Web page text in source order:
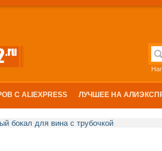
С ALIEXPRESS ЛУЧШЕЕ НА
бокал для вина с трубочкой